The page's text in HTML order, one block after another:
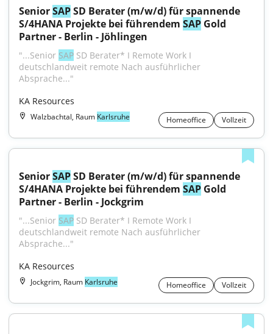
Senior SAP SD Berater (m/w/d) für spannende
S/4HANA Projekte bei führendem SAP Gold
Partner - Berlin - Jöhlingen
"...Senior SAP SD Berater* I Remote Work I
deutschlandweit remote Nach ausführlicher
Absprache..."
KA Resources
Walzbachtal, Raum Karlsruhe Homeoffice Vollzeit
Senior SAP SD Berater (m/w/d) für spannende
S/4HANA Projekte bei führendem SAP Gold
Partner - Berlin - Jockgrim
"...Senior SAP SD Berater* I Remote Work I
deutschlandweit remote Nach ausführlicher
Absprache..."
KA Resources
Jockgrim, Raum Karlsruhe Homeoffice Vollzeit